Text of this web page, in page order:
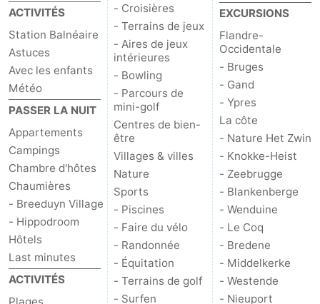
ACTIVITÉS
Station Balnéaire
Astuces
Avec les enfants
Météo
PASSER LA NUIT
Appartements
Campings
Chambre d'hôtes
Chaumières
- Breeduyn Village
- Hippodroom
Hôtels
Last minutes
ACTIVITÉS
- Croisières
- Terrains de jeux
- Aires de jeux
intérieures
- Bowling
- Parcours de
mini-golf
Centres de bien-
être
Villages & villes
Nature
Sports
- Piscines
- Faire du vélo
- Randonnée
- Équitation
- Terrains de golf
- Surfen
EXCURSIONS
Flandre-
Occidentale
- Bruges
- Gand
- Ypres
La côte
- Nature Het Zwin
- Knokke-Heist
- Zeebrugge
- Blankenberge
- Wenduine
- Le Coq
- Bredene
- Middelkerke
- Westende
- Nieuport